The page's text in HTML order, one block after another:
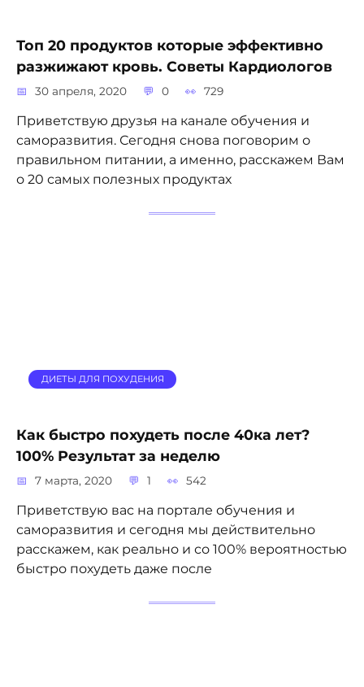
Топ 20 продуктов которые эффективно
разжижают кровь. Советы Кардиологов
30 апреля, 2020 0 729
Приветствую друзья на канале обучения и
саморазвития. Сегодня снова поговорим о
правильном питании, а именно, расскажем Вам
о 20 самых полезных продуктах
ДИЕТЫ ДЛЯ ПОХУДЕНИЯ
Как быстро похудеть после 40ка лет?
100% Результат за неделю
7 марта, 2020 1 542
Приветствую вас на портале обучения и
саморазвития и сегодня мы действительно
расскажем, как реально и со 100% вероятностью
быстро похудеть даже после